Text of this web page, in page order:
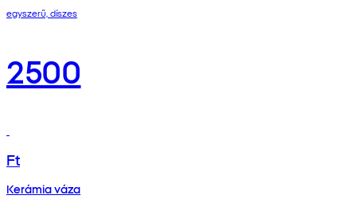
egyszerű, díszes
2500
Ft
Kerámia váza